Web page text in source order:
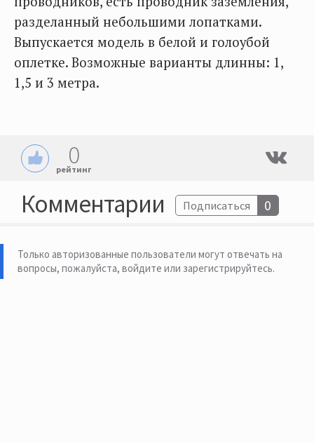
разделанный небольшими лопатками.
Выпускается модель в белой и голоубой
оплетке. Возможные варианты длинны: 1,
1,5 и 3 метра.
0
рейтинг
Комментарии Подписаться 0
Только авторизованные пользователи могут отвечать на
вопросы, пожалуйста, войдите или зарегистрируйтесь.